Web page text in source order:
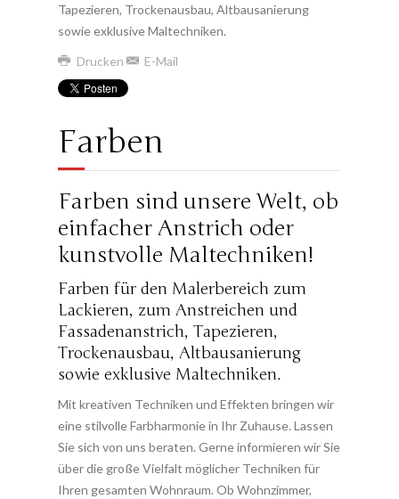
Tapezieren, Trockenausbau, Altbausanierung
sowie exklusive Maltechniken.
Drucken
E-Mail
Farben
Farben sind unsere Welt, ob
einfacher Anstrich oder
kunstvolle Maltechniken!
Farben für den Malerbereich zum
Lackieren, zum Anstreichen und
Fassadenanstrich, Tapezieren,
Trockenausbau, Altbausanierung
sowie exklusive Maltechniken.
Mit kreativen Techniken und Effekten bringen wir
eine stilvolle Farbharmonie in Ihr Zuhause. Lassen
Sie sich von uns beraten. Gerne informieren wir Sie
über die große Vielfalt möglicher Techniken für
Ihren gesamten Wohnraum. Ob Wohnzimmer,